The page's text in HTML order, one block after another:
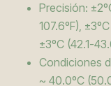
Precisión:
107.6ºF),
±3ºC (42.1-
Condiciones
~ 40.0ºC